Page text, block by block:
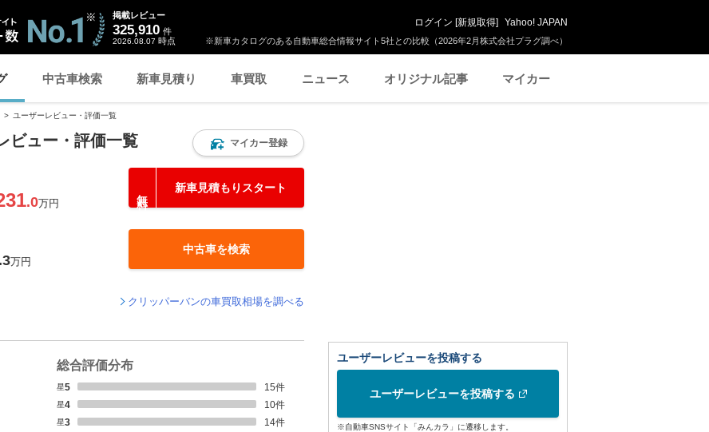
※新車カタログのある自動車総合情報サイト5社との比較（2026年2月株式会社プラグ調べ）
掲載レビュー
325,910 件
2026.08.07 時点
ログイン [新規取得] Yahoo! JAPAN
中古車検索 新車見積り 車買取 ニュース オリジナル記事 マイカー
ユーザーレビュー・評価一覧
ビュー・評価一覧 マイカー登録
.0万円
新車見積もりスタート
.3万円
中古車を検索
クリッパーバンの車買取相場を調べる
総合評価分布
星5 15件
星4
10件
星3
14件
ユーザーレビューを投稿する
ユーザーレビューを投稿する
※自動車SNSサイト「みんカラ」に遷移します。